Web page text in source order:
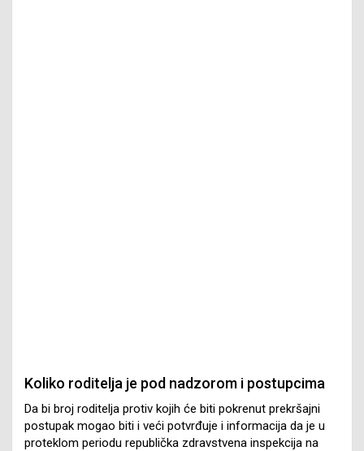
Koliko roditelja je pod nadzorom i postupcima
Da bi broj roditelja protiv kojih će biti pokrenut prekršajni
postupak mogao biti i veći potvrđuje i informacija da je u
proteklom periodu republička zdravstvena inspekcija na